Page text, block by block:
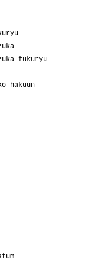
fukuryu
hakuun